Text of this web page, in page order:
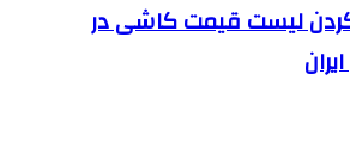
کردن لیست قیمت کاشی در